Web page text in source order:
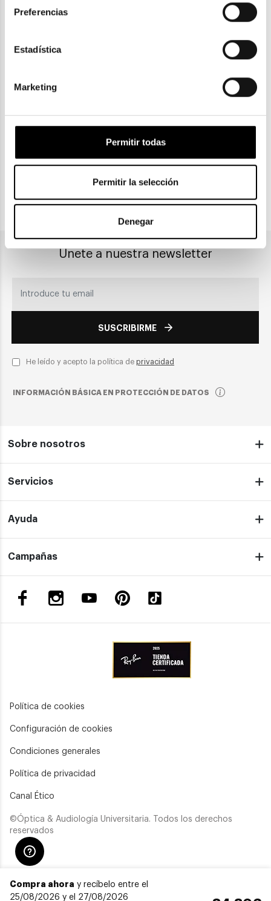
Preferencias
Estadística
Marketing
Permitir todas
Permitir la selección
Denegar
Compra ahora y recíbelo entre el
25/08/2026 y el 27/08/2026
2 colores
Recogida en tienda
Únete a nuestra newsletter
SUSCRIBIRME
He leído y acepto la política de privacidad
INFORMACIÓN BÁSICA EN PROTECCIÓN DE DATOS
Sobre nosotros
Servicios
Ayuda
Campañas
Política de cookies
Configuración de cookies
Condiciones generales
Política de privacidad
Canal Ético
©Óptica & Audiología Universitaria. Todos los derechos
reservados